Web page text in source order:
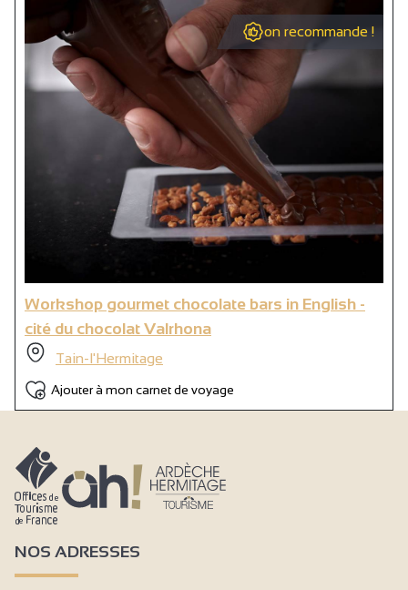
on recommande !
Workshop gourmet chocolate bars in English -
cité du chocolat Valrhona
Tain-l'Hermitage
Ajouter à mon carnet de voyage
NOS ADRESSES